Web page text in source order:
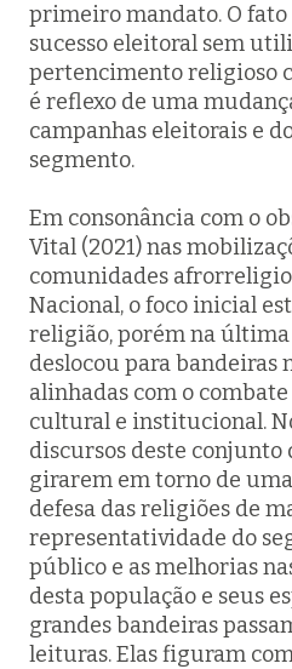
primeiro mandato. O
sucesso eleitoral sem
pertencimento religioso
é reflexo de uma
campanhas eleitorais e
segmento.
Em consonância com o
Vital (2021) nas
comunidades
Nacional, o foco inicial
religião, porém na
deslocou para bandeiras
alinhadas com o
cultural e institucional.
discursos deste conjunto
girarem em torno de
defesa das religiões de
representatividade do
público e as melhorias
desta população e seus
grandes bandeiras
leituras. Elas figuram